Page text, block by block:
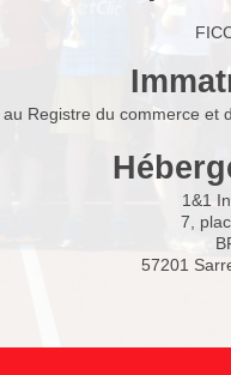
Registre du commerce et
1&1
7,
57201